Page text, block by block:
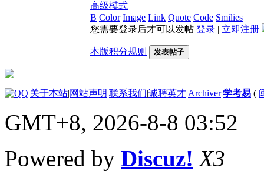
高级模式
B Color Image Link Quote Code Smilies
您需要登录后才可以发帖 登录 | 立即注册
本版积分规则 发表帖子
|关于本站|网站声明|联系我们|诚聘英才|Archiver|学考易 (
GMT+8, 2026-8-8 03:52
Powered by Discuz! X3